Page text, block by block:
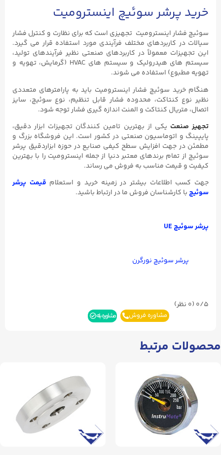
خرید پرشر سوئیچ اینسترومیت
سوئیچ فشار اینسترومیت تجهیزی است که برای نظارت و کنترل فشار
سیالات در کاربردهای مختلف فرآیندی مورد استفاده قرار می گیرد.
این تجهیزات معمولاً در کاربردهای صنعتی نظیر فرآیندهای تولید،
سیستم های هیدرولیک و سیستم های HVAC (گرمایش، تهویه و
تهویه مطبوع) استفاده می شوند.
هنگام خرید سوئیچ فشار اینسترومیت باید به پارامترهای متعددی
نظیر نوع کنتاکت، محدوده فشار قابل تنظیم، نوع سوئیچ، سایز
اتصال، متریال کنتاکت و المنت اندازه گیری فشار توجه شود.
تجهیز صنعت یکی از بهترین تامین کنندگان تجهیزات ابزار دقیق،
پایپینگ و اتوماسیون صنعتی در کشور است. این فروشگاه بزرگ و
مطمئن در جهت افزایش سطح کیفی صنایع در حوزه ابزاردقیق پرشر
سوئیچ از تمام برندهای معتبر دنیا از جمله اینسترومیت را با بهترین
کیفیت و قیمت مناسب به فروش می رساند.
جهت کسب اطلاعات بیشتر در زمینه خرید و استعلام قیمت پرشر
سوئیچ با کارشناسان فروش ما در ارتباط باشید.
پرشر سوئیچ UE
پرشر سوئیچ نورگرن
0/5 (۰ نظر)
مشاوره فروش مشاوره بله
محصولات مرتبط